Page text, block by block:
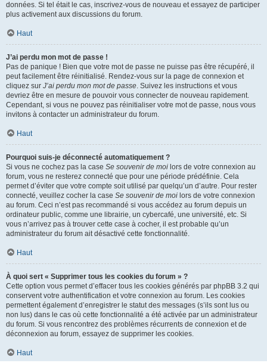
données. Si tel était le cas, inscrivez-vous de nouveau et essayez de participer
plus activement aux discussions du forum.
Haut
J’ai perdu mon mot de passe !
Pas de panique ! Bien que votre mot de passe ne puisse pas être récupéré, il
peut facilement être réinitialisé. Rendez-vous sur la page de connexion et
cliquez sur J’ai perdu mon mot de passe. Suivez les instructions et vous
devriez être en mesure de pouvoir vous connecter de nouveau rapidement.
Cependant, si vous ne pouvez pas réinitialiser votre mot de passe, nous vous
invitons à contacter un administrateur du forum.
Haut
Pourquoi suis-je déconnecté automatiquement ?
Si vous ne cochez pas la case Se souvenir de moi lors de votre connexion au
forum, vous ne resterez connecté que pour une période prédéfinie. Cela
permet d’éviter que votre compte soit utilisé par quelqu’un d’autre. Pour rester
connecté, veuillez cocher la case Se souvenir de moi lors de votre connexion
au forum. Ceci n’est pas recommandé si vous accédez au forum depuis un
ordinateur public, comme une librairie, un cybercafé, une université, etc. Si
vous n’arrivez pas à trouver cette case à cocher, il est probable qu’un
administrateur du forum ait désactivé cette fonctionnalité.
Haut
À quoi sert « Supprimer tous les cookies du forum » ?
Cette option vous permet d’effacer tous les cookies générés par phpBB 3.2 qui
conservent votre authentification et votre connexion au forum. Les cookies
permettent également d’enregistrer le statut des messages (s’ils sont lus ou
non lus) dans le cas où cette fonctionnalité a été activée par un administrateur
du forum. Si vous rencontrez des problèmes récurrents de connexion et de
déconnexion au forum, essayez de supprimer les cookies.
Haut